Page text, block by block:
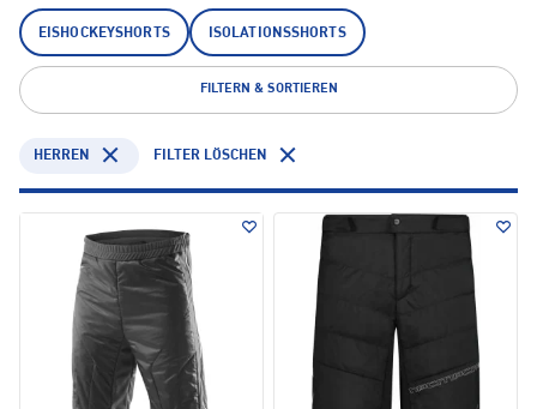
EISHOCKEYSHORTS ISOLATIONSSHORTS
FILTERN & SORTIEREN
HERREN FILTER LÖSCHEN